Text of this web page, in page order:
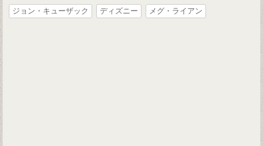
ジョン・キューザック ディズニー メグ・ライアン